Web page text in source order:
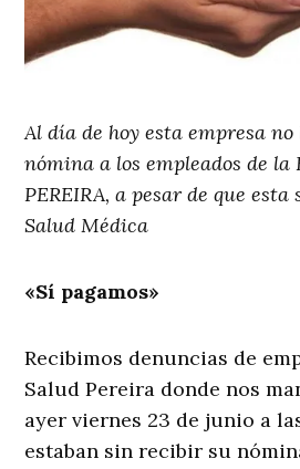
Al día de hoy esta empresa
nómina a los empleados de la
PEREIRA, a pesar de que
Salud Médica
«Sí pagamos»
Recibimos denuncias de
Salud Pereira donde nos
ayer viernes 23 de junio a
estaban sin recibir su